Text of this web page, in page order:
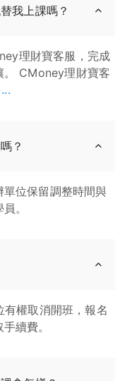
我上課嗎？
理財寶客服，完成
。 CMoney理財寶客
？
位保留調整時間與
。
權取消開班，報名
續費。